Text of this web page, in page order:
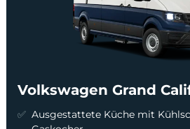
Volkswagen Grand
Ausgestattete Küche mit